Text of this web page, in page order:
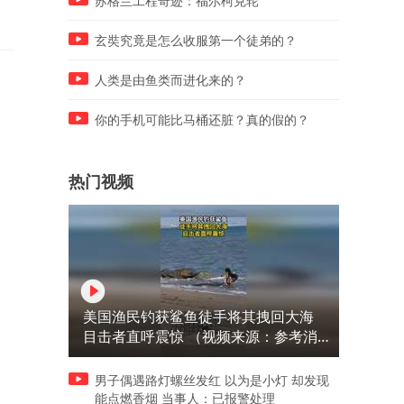
玄奘究竟是怎么收服第一个徒弟的？
人类是由鱼类而进化来的？
你的手机可能比马桶还脏？真的假的？
热门视频
美国渔民钓获鲨鱼徒手将其拽回大海
目击者直呼震惊 （视频来源：参考消
息）
男子偶遇路灯螺丝发红 以为是小灯 却发现
能点燃香烟 当事人：已报警处理